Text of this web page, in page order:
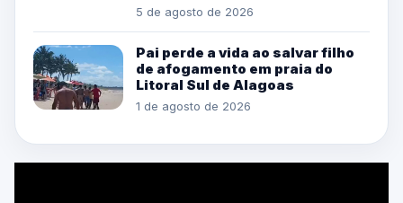
5 de agosto de 2026
Pai perde a vida ao salvar filho
de afogamento em praia do
Litoral Sul de Alagoas
1 de agosto de 2026